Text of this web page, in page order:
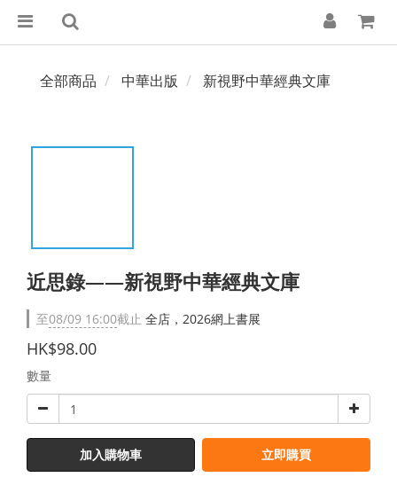
全部商品 中華出版 新視野中華經典文庫
近思錄——新視野中華經典文庫
至08/09 16:00截止 全店，2026網上書展
HK$98.00
數量
加入購物車 立即購買